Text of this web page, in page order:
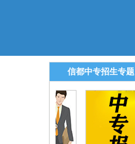
信都中专招生专题